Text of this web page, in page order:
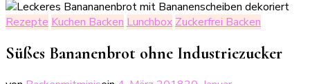
Rezepte Kuchen Backen Lunchbox Zuckerfrei Backen
Süßes Bananenbrot ohne Industriezucker